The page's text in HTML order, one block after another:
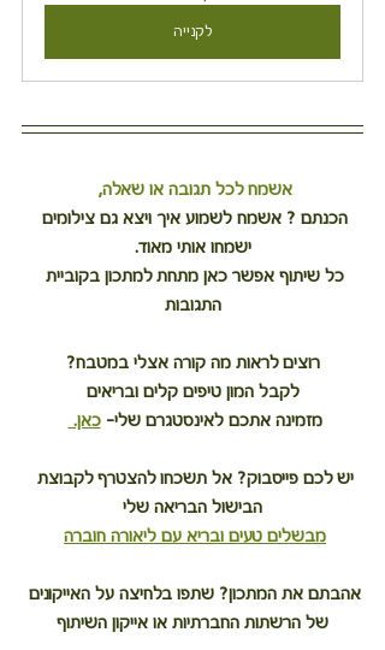
לקנייה
אשמח לכל תגובה או שאלה,
הכנתם ? אשמח לשמוע איך ויצא גם צילומים
ישמחו אותי מאוד.
כל שיתוף אפשר כאן מתחת למתכון בקוביית
התגובות
רוצים לראות מה קורה אצלי במטבח?
לקבל המון טיפים קלים ובריאים
מזמינה אתכם לאינסטגרם שלי– כאן.
יש לכם פייסבוק? אל תשכחו להצטרף לקבוצת
הבישול הבריאה שלי
מבשלים טעים ובריא עם ליאורה חוברה
אהבתם את המתכון? שתפו בלחיצה על האייקונים
של הרשתות החברתיות או אייקון השיתוף